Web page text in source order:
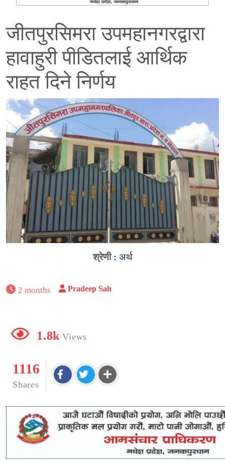
जीतपुरसिमरा उपमहानगरद्वारा
हावाहुरी पीडितलाई आर्थिक
राहत दिने निर्णय
श्रेणी : अर्थ
2 months Pradeep Sah
1.8k Views
1116
Shares